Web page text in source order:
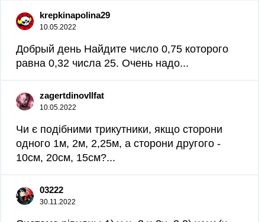
krepkinapolina29
10.05.2022
Добрый день Найдите число 0,75 которого
равна 0,32 числа 25. Очень надо...
zagertdinovIlfat
10.05.2022
Чи є подібними трикутники, якщо сторони
одного 1м, 2м, 2,25м, а сторони другого -
10см, 20см, 15см?...
03222
30.11.2022